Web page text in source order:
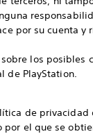
por su cuenta y
los posibles
de PlayStation.
de privacidad
el que se